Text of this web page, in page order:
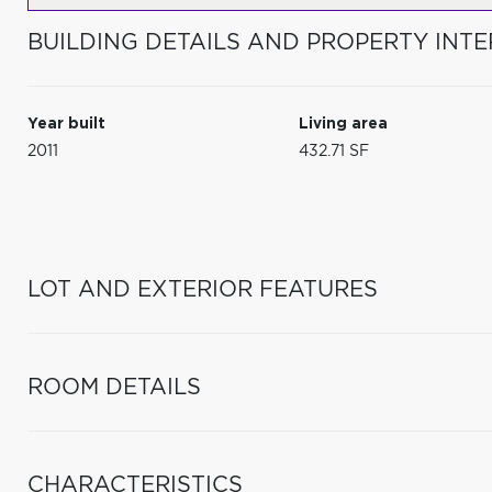
BUILDING DETAILS AND PROPERTY
Year built
2011
Living area
432.71 SF
LOT AND EXTERIOR FEATURES
ROOM DETAILS
CHARACTERISTICS